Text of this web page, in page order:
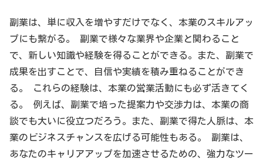
副業は、単に収入を増やすだけでなく、本業のスキルアッ
プにも繋がる。 副業で様々な業界や企業と関わること
で、新しい知識や経験を得ることができる。また、副業で
成果を出すことで、自信や実績を積み重ねることができ
る。 これらの経験は、本業の営業活動にも必ず活きてく
る。 例えば、副業で培った提案力や交渉力は、本業の商
談でも大いに役立つだろう。また、副業で得た人脈は、本
業のビジネスチャンスを広げる可能性もある。 副業は、
あなたのキャリアアップを加速させるための、強力なツー